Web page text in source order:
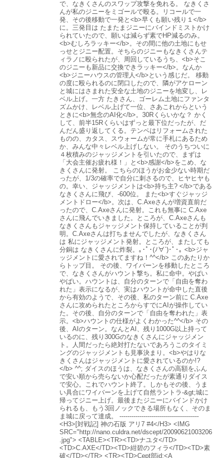
で、なきくさんのスワップ攻撃を免れる。 なきくさ
んが私のジニーをミゴールで殴る。リコールで一
発、その後移動で一発と<b>早くも願い残り１</b>
に。三発目は たまたまジニーにバインドミストかけ
られていたので、願いは減らず素でHP減るのみ。
<b>むしろラッキー</b>。その間に他の土地にもせ
っせとジニー配置。そちらのジニーもなきくさんテ
ィラノに殴られたが、周回しているうち、<b>そこ
のジニーも新品に交換できラッキー</b>。なんか
<b>ジニーハウスの管理人</b>という感じだ。 移動
の度に殴られるのに閉口したので、隣がアケローン
と城にはさまれた安全な土地のジニーを地変し、レ
ベル上げ。一方 たきさん、ゴーレム土地にファンタ
ズムかけ、レベル上げて一位、さあこれからという
ときに<b>無念のAI化</b>。30Rくらいかな？ かく
して、前半15Rくらいはずっと最下位だったが、だ
んだん盛り返してくる。テンペはリフォームされた
ものの、カタス、スウォームが常に手札にあるため
か、みんな中々レベル上げしない。 そのうちついに
４枚積みのジャッジメントを引いたので、まずは
「大会主催お疲れ様！」と<b>感謝</b>をこめ、な
きくさんに発射。 こちらのほうがお金少ない時期だ
ったが、1/3の確率で自分に刺さるので、ヒヤヒヤも
の。幸い、ジャッジメントは<b>持ち主? </b>である
なきくさんに飛び、-600位。 また<b>すぐジャッジ
メントドロー</b>。次は、C.Axeさんが増資直前だ
ったので、C.Axeさんに発射。これも無事に C.Axe
さんに飛んでいきました。ところが、C.Axeさんも
なきくさんもジャッジメント保持していることが判
明。C.Axeさんは打ちませんでしたが、なきくさん
は 私にジャッジメント発射。ところが、またしても
分銅は なきくさんに炸裂。｡･ﾟ･(ﾉ∀`)･ﾟ･｡ <b>ジャ
ッジメントに愛されてますね！^^</b> このあたりか
らトップ目。 その後、ワイバーンを移動したところ
で、なきくさんがハウント撃ち。私に命中。やばい
やばい。ハウントは、自分のターンで「自由を奪わ
れた」表示になるが、実はハウントが命中した直後
から有効のようで、その後、私のターン前に C.Axe
さんに攻められたところからすでにAIが操作してい
た。その後、自分のターンで「自由を奪われた」表
示。<b>ハウントの仕様がよくわかった^^</b> その
後、AIのターン。なんとAI、残り1000G以上持って
いるのに、残り300Gのなきくさんにジャッジメン
ト。人間だったら絶対打たないであろうこのタイミ
ングのジャッジメントも見事決まり。<b>やはりな
きくさんはジャッジメントに愛されているのか!?
</b> ^^; ダイスのほうは、なきくさんの高額をふん
で安い順から売らないか心配だったが素通りダイス
で安心。これでハウント終了。しかもその後、うま
い具合にワイバーンを上げて自然ラントラ-&gt;城に
帰ってジニー上げ。最後またジニーにバインドかけ
られるも、もう3回ノックできる場所もなく、そのま
ま城に戻って達成。 ----------------------------------------
<H3>[対戦記] 神の石版 アリ7 #4</H3> <IMG
SRC="http://nano.culdra.net/dscept/20090621003206
.jpg"> <TABLE><TR><TD>ナユタ</TD>
<TD>C.AXE</TD><TD>紺碧のフィラ</TD><TD>素
破</TD></TR> <TR><TD>Cept部id:<A